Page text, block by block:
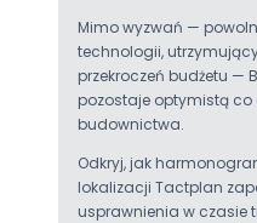
Mimo wyzwań —
technologii,
przekroczeń budżetu —
pozostaje optymistą co
budownictwa.
Odkryj, jak
lokalizacji Tactplan
usprawnienia w czasie